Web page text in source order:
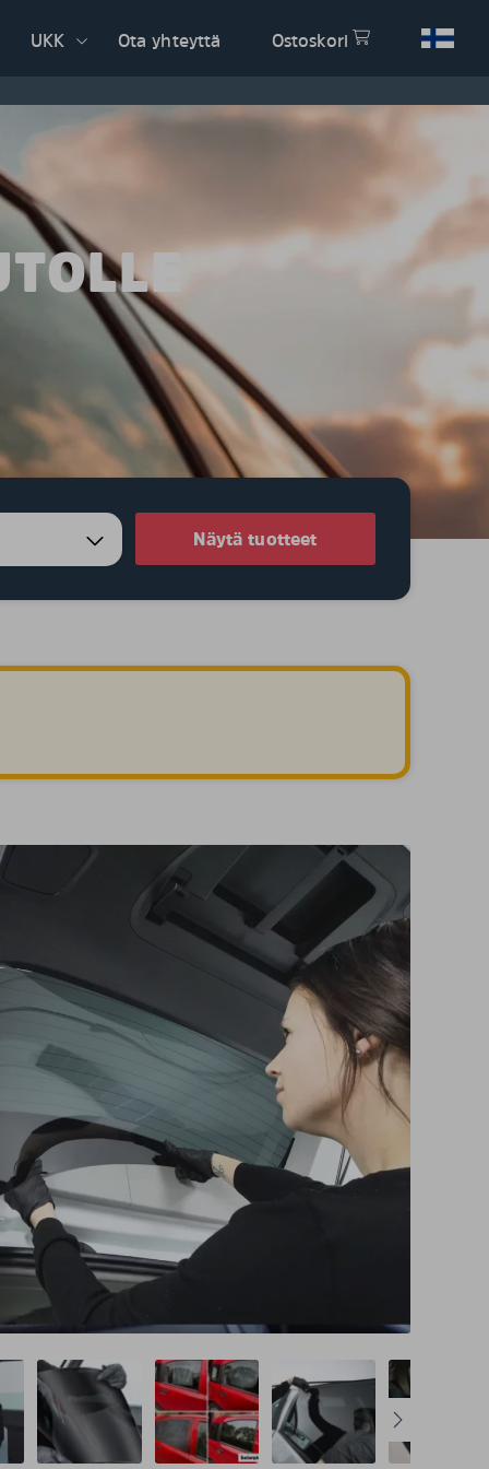
UKK Ota yhteyttä Ostoskori
Näytä tuotteet